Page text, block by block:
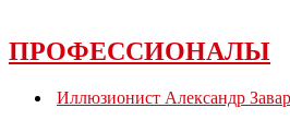
ПРОФЕССИОНАЛЫ
Иллюзионист Александр